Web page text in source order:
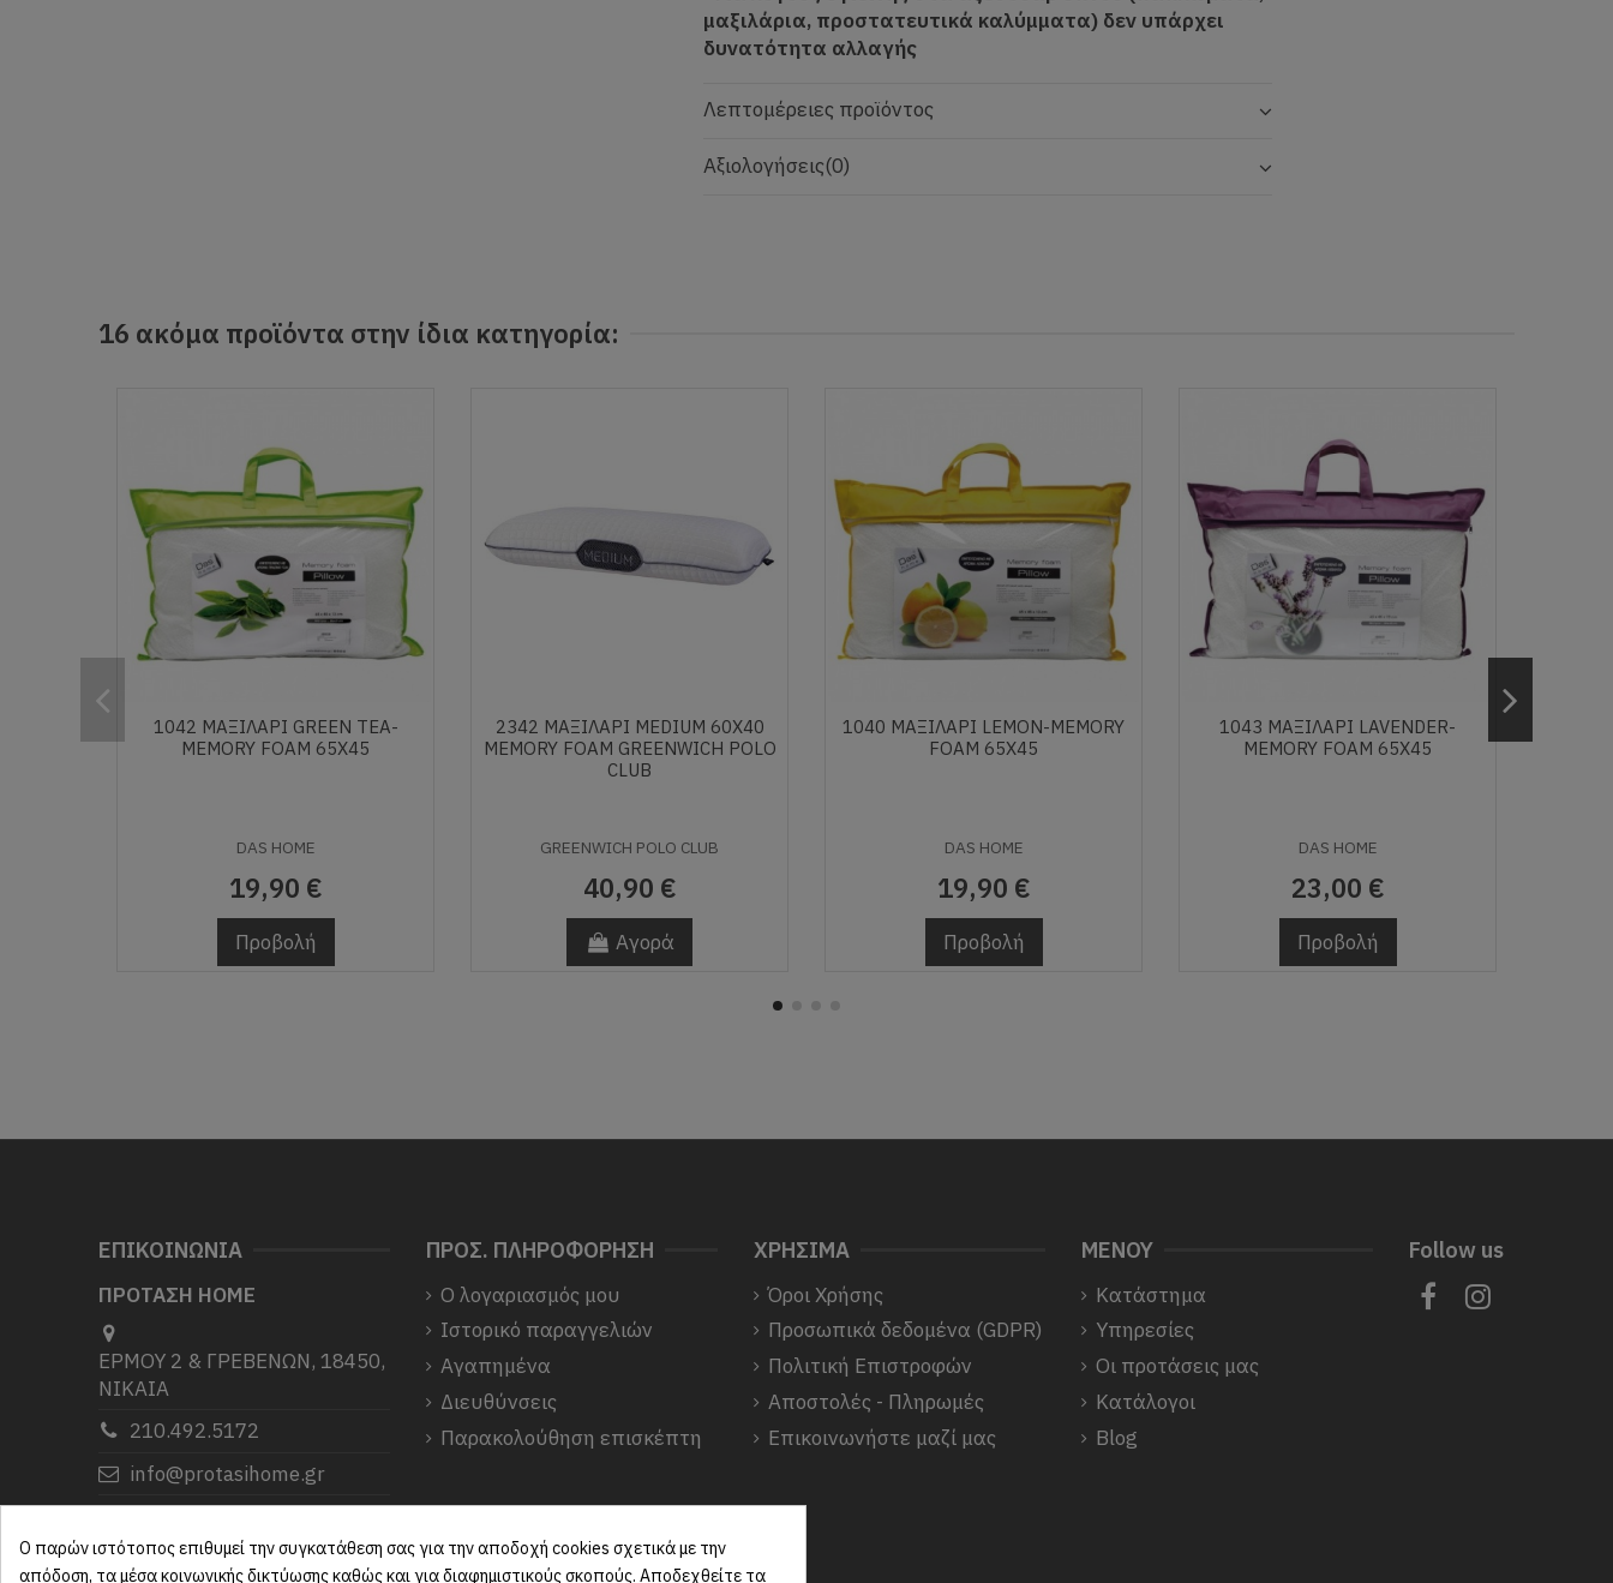
μαξιλάρια, προστατευτικά καλύμματα) δεν υπάρχει
δυνατότητα αλλαγής
Λεπτομέρειες προϊόντος
Αξιολογήσεις(0)
16 ακόμα προϊόντα στην ίδια κατηγορία:
1042 ΜΑΞΙΛΑΡΙ GREEN TEA-
MEMORY FOAM 65X45
DAS HOME
19,90 €
Προβολή
2342 ΜΑΞΙΛΑΡΙ MEDIUM 60Χ40
MEMORY FOAM GREENWICH POLO
CLUB
GREENWICH POLO CLUB
40,90 €
Αγορά
1040 ΜΑΞΙΛΑΡΙ LEMON-MEMORY
FOAM 65X45
DAS HOME
19,90 €
Προβολή
1043 ΜΑΞΙΛΑΡΙ LAVENDER-
MEMORY FOAM 65X45
DAS HOME
23,00 €
Προβολή
ΕΠΙΚΟΙΝΩΝΙΑ
ΠΡΟΤΑΣΗ HOME
ΕΡΜΟΥ 2 & ΓΡΕΒΕΝΩΝ, 18450,
ΝΙΚΑΙΑ
210.492.5172
info@protasihome.gr
Σας ευχαριστούμε που μας
επιλέξατε.
ΠΡΟΣ. ΠΛΗΡΟΦΟΡΗΣΗ
Ο λογαριασμός μου
Ιστορικό παραγγελιών
Αγαπημένα
Διευθύνσεις
Παρακολούθηση επισκέπτη
ΧΡΗΣΙΜΑ
Όροι Χρήσης
Προσωπικά δεδομένα (GDPR)
Πολιτική Επιστροφών
Αποστολές - Πληρωμές
Επικοινωνήστε μαζί μας
ΜΕΝΟΥ
Κατάστημα
Υπηρεσίες
Οι προτάσεις μας
Κατάλογοι
Blog
Follow us
Ο παρών ιστότοπος επιθυμεί την συγκατάθεση σας για την αποδοχή cookies σχετικά με την
απόδοση, τα μέσα κοινωνικής δικτύωσης καθώς και για διαφημιστικούς σκοπούς. Αποδεχθείτε τα